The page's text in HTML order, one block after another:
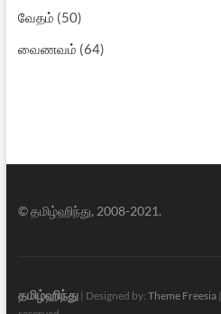
வேதம் (50)
வைணவம் (64)
© தமிழ்ஹிந்து, 2008-2021.
தமிழ்ஹிந்து| Designed by: Theme Freesia|